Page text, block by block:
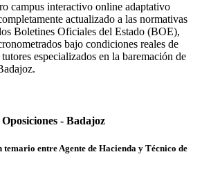
campus interactivo online adaptativo
actualizado a las normativas
Boletines Oficiales del Estado (BOE),
bajo condiciones reales de
especializados en la baremación de
.
- Badajoz
temario entre Agente de Hacienda y Técnico de